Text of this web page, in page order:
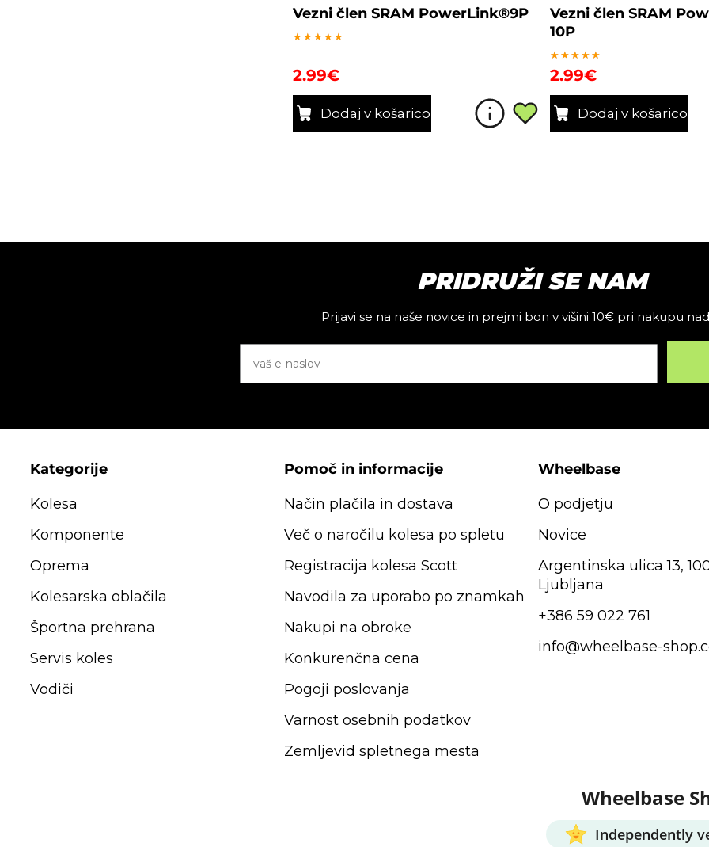
Vezni člen SRAM PowerLink®9P
od 5
2.99€
Dodaj v košarico
Vezni člen SRAM
10P
Ocenjeno
5.00
2.99€
Dodaj v košarico
PRIDRUŽI SE NAM
Prijavi se na naše novice in prejmi bon v višini 10€ pri nakupu
Kategorije
Kolesa
Komponente
Oprema
Kolesarska oblačila
Športna prehrana
Servis koles
Vodiči
Pomoč in informacije
Način plačila in dostava
Več o naročilu kolesa po spletu
Registracija kolesa Scott
Navodila za uporabo po znamkah
Nakupi na obroke
Konkurenčna cena
Pogoji poslovanja
Varnost osebnih podatkov
Zemljevid spletnega mesta
Wheelbase
O podjetju
Novice
Argentinska ulica 13,
Ljubljana
+386 59 022 761
info@wheelbase-
Wheelbase
Independently